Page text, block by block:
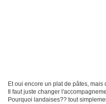
Et oui encore un plat de pâtes,
Il faut juste changer
Pourquoi landaises?? tout